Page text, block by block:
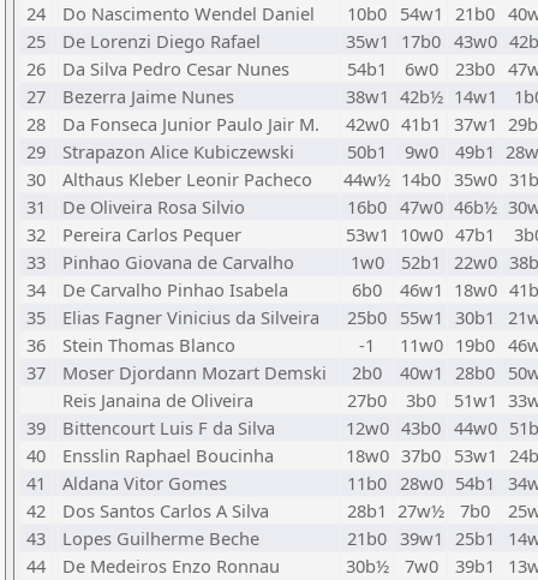
24
Do Nascimento Wendel Daniel 10b0 54w1 21b0
25
De Lorenzi Diego Rafael 35w1 17b0 43w0
26
Da Silva Pedro Cesar Nunes 54b1 6w0 23b0
27
Bezerra Jaime Nunes 38w1 42b½ 14w1
28
Da Fonseca Junior Paulo Jair M. 42w0 41b1 37w1
29
Strapazon Alice Kubiczewski 50b1 9w0 49b1
30
Althaus Kleber Leonir Pacheco 44w½ 14b0 35w0
31
De Oliveira Rosa Silvio 16b0 47w0 46b½
32
Pereira Carlos Pequer 53w1 10w0 47b1
33
Pinhao Giovana de Carvalho 1w0 52b1 22w0
34
De Carvalho Pinhao Isabela 6b0 46w1 18w0
35
Elias Fagner Vinicius da Silveira 25b0 55w1 30b1
36
Stein Thomas Blanco -1 11w0 19b0
37
Moser Djordann Mozart Demski 2b0 40w1 28b0
Reis Janaina de Oliveira
27b0 3b0 51w1
39
Bittencourt Luis F da Silva 12w0 43b0 44w0
40
Ensslin Raphael Boucinha 18w0 37b0 53w1
41
Aldana Vitor Gomes 11b0 28w0 54b1
42
Dos Santos Carlos A Silva 28b1 27w½ 7b0
43
Lopes Guilherme Beche 21b0 39w1 25b1
44
De Medeiros Enzo Ronnau 30b½ 7w0 39b1